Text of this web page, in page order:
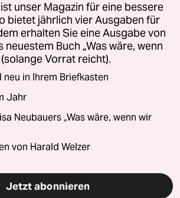
unser Magazin für eine bessere
bietet jährlich vier Ausgaben für
erhalten Sie eine Ausgabe von
neuestem Buch „Was wäre, wenn
Vorrat reicht).
in Ihrem Briefkasten
Jahr
Neubauers „Was wäre, wenn wir
von Harald Welzer
Jetzt abonnieren